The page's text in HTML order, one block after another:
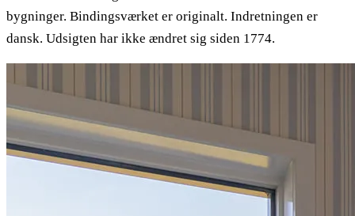
bygninger. Bindingsværket er originalt. Indretningen er
dansk. Udsigten har ikke ændret sig siden 1774.